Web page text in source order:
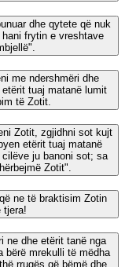
dhe qytete që nuk
frytin e vreshtave
me ndershmëri dhe
tuaj matanë lumit
të Zotit.
Zotit, zgjidhni sot kujt
etërit tuaj matanë
ju banoni sot; sa
Zotit".
ne të braktisim Zotin
tjera!
ne dhe etërit tanë nga
bërë mrekulli të mëdha
rrugës që bëmë dhe